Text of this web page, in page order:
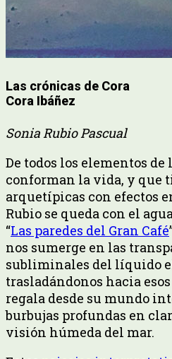
Las crónicas de Cora
Cora Ibáñez
Sonia Rubio Pascual
De todos los elementos
conforman la vida, y que
arquetípicas con efectos
Rubio se queda con el
“Las paredes del Gran Café
nos sumerge en las
subliminales del líquido
trasladándonos hacia
regala desde su mundo
burbujas profundas en
visión húmeda del mar.